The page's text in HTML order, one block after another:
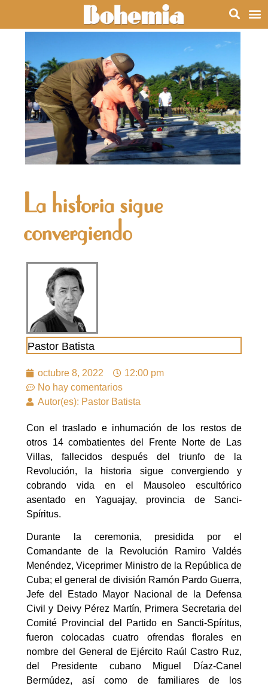
La historia sigue
convergiendo
Pastor Batista
octubre 8, 2022
12:00 pm
No hay comentarios
Autor(es): Pastor Batista
Con el traslado e inhumación de los restos de
otros 14 combatientes del Frente Norte de Las
Villas, fallecidos después del triunfo de la
Revolución, la historia sigue convergiendo y
cobrando vida en el Mausoleo escultórico
asentado en Yaguajay, provincia de Sanci-
Spíritus.
Durante la ceremonia, presidida por el
Comandante de la Revolución Ramiro Valdés
Menéndez, Viceprimer Ministro de la República de
Cuba; el general de división Ramón Pardo Guerra,
Jefe del Estado Mayor Nacional de la Defensa
Civil y Deivy Pérez Martín, Primera Secretaria del
Comité Provincial del Partido en Sancti-Spíritus,
fueron colocadas cuatro ofrendas florales en
nombre del General de Ejército Raúl Castro Ruz,
del Presidente cubano Miguel Díaz-Canel
Bermúdez, así como de familiares de los